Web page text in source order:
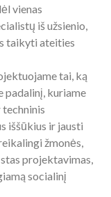
vienas
iš užsienio,
taikyti ateities
tai, ką
padalinį, kuriame
iššūkius ir jausti
žmonės,
projektavimas,
socialinį